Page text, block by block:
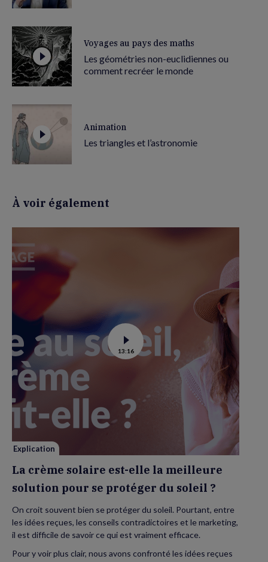
Voyages au pays des maths
Les géométries non-euclidiennes ou
comment recréer le monde
Animation
Les triangles et l’astronomie
À voir également
Voir
la
vidéo
est-
elle
la
meilleure
solution
protéger
soleil
13:16
Explication
La crème solaire est-elle la meilleure
solution pour se protéger du soleil ?
On croit souvent bien se protéger du soleil. Pourtant, entre
les idées reçues, les conseils contradictoires et le marketing,
il est difficile de savoir ce qui est vraiment efficace.
Pour y voir plus clair, nous avons confronté les idées reçues